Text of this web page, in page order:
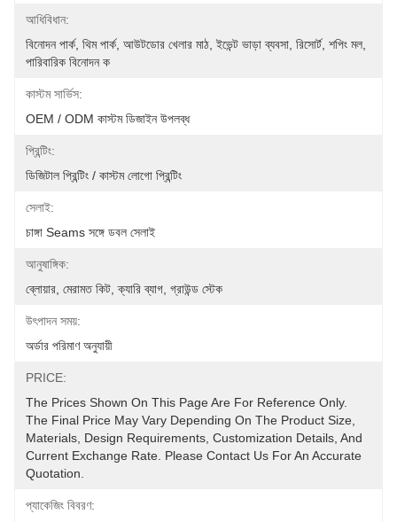
আধিবিধান:
বিনোদন পার্ক, থিম পার্ক, আউটডোর খেলার মাঠ, ইভেন্ট ভাড়া ব্যবসা, রিসোর্ট, শপিং মল,
পারিবারিক বিনোদন ক
কাস্টম সার্ভিস:
OEM / ODM কাস্টম ডিজাইন উপলব্ধ
প্রিন্টিং:
ডিজিটাল প্রিন্টিং / কাস্টম লোগো প্রিন্টিং
সেলাই:
চাঙ্গা Seams সঙ্গে ডবল সেলাই
আনুষাঙ্গিক:
ব্লোয়ার, মেরামত কিট, ক্যারি ব্যাগ, গ্রাউন্ড স্টেক
উৎপাদন সময়:
অর্ডার পরিমাণ অনুযায়ী
PRICE:
The Prices Shown On This Page Are For Reference Only.
The Final Price May Vary Depending On The Product Size,
Materials, Design Requirements, Customization Details, And
Current Exchange Rate. Please Contact Us For An Accurate
Quotation.
প্যাকেজিং বিবরণ: